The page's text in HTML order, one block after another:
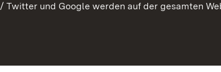
und Google werden auf der gesamten